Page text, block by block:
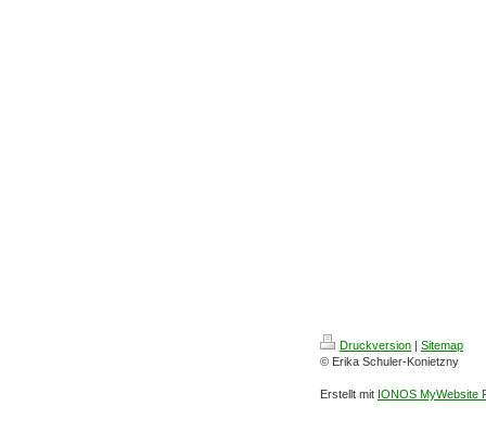
Druckversion | Sitemap
© Erika Schuler-Konietzny
Erstellt mit IONOS MyWebsite